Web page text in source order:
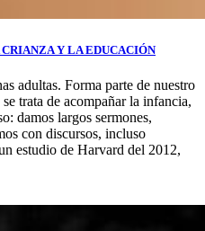
Y LA EDUCACIÓN
adultas. Forma parte de nuestro
trata de acompañar la infancia,
damos largos sermones,
con discursos, incluso
estudio de Harvard del 2012,